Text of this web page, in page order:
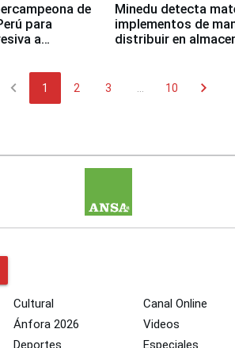
de
para
a
Minedu detecta
implementos de
distribuir en
chevron_left 1 2 3 10 chevron_right
Cultural
Ánfora 2026
Deportes
Canal Online
Videos
Especiales